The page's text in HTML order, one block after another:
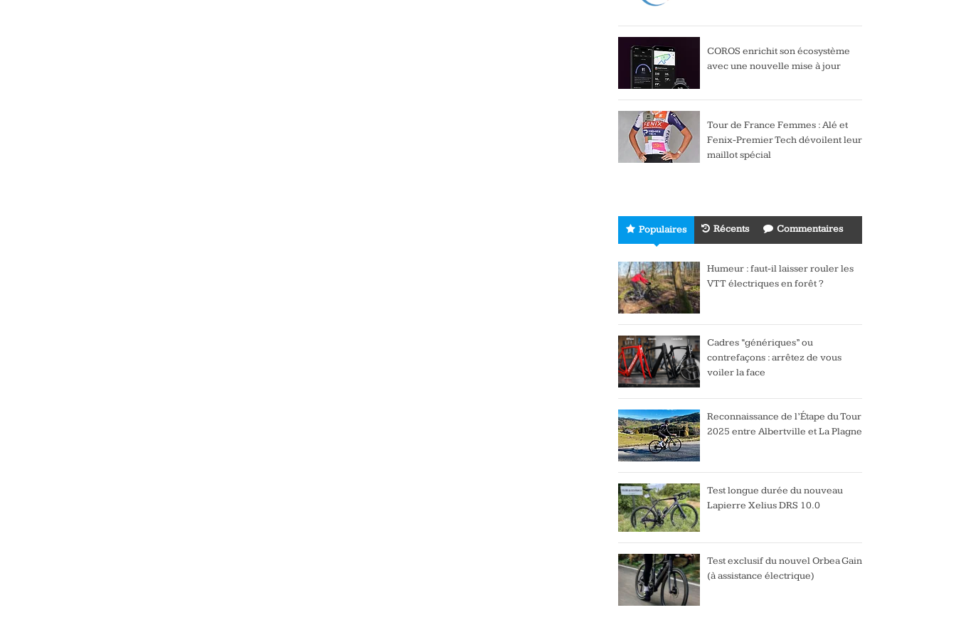
COROS enrichit son écosystème
avec une nouvelle mise à jour
Tour de France Femmes : Alé et
Fenix-Premier Tech dévoilent leur
maillot spécial
Populaires Récents Commentaires
Humeur : faut-il laisser rouler les
VTT électriques en forêt ?
Cadres “génériques” ou
contrefaçons : arrêtez de vous
voiler la face
Reconnaissance de l’Étape du Tour
2025 entre Albertville et La Plagne
Test longue durée du nouveau
Lapierre Xelius DRS 10.0
Test exclusif du nouvel Orbea Gain
(à assistance électrique)